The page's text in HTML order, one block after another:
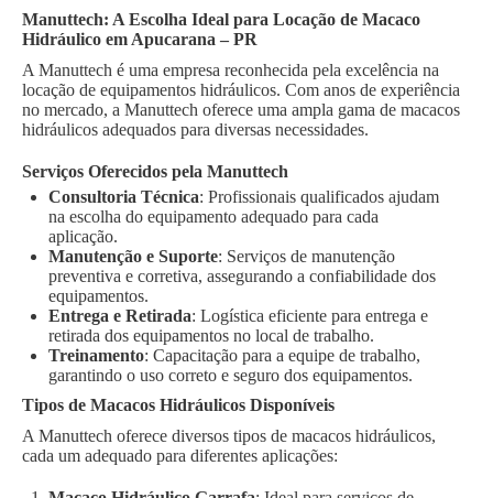
Manuttech: A Escolha Ideal para Locação de Macaco
Hidráulico em Apucarana – PR
A Manuttech é uma empresa reconhecida pela excelência na
locação de equipamentos hidráulicos. Com anos de experiência
no mercado, a Manuttech oferece uma ampla gama de macacos
hidráulicos adequados para diversas necessidades.
Serviços Oferecidos pela Manuttech
Consultoria Técnica: Profissionais qualificados ajudam
na escolha do equipamento adequado para cada
aplicação.
Manutenção e Suporte: Serviços de manutenção
preventiva e corretiva, assegurando a confiabilidade dos
equipamentos.
Entrega e Retirada: Logística eficiente para entrega e
retirada dos equipamentos no local de trabalho.
Treinamento: Capacitação para a equipe de trabalho,
garantindo o uso correto e seguro dos equipamentos.
Tipos de Macacos Hidráulicos Disponíveis
A Manuttech oferece diversos tipos de macacos hidráulicos,
cada um adequado para diferentes aplicações: